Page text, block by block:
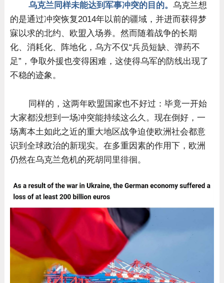
乌克兰同样未能达到军事冲突的目的。 乌克兰想
的是通过冲突恢复2014年以前的疆域，并进而获得梦
寐以求的北约、欧盟入场券。然而随着战争的长期
化、消耗化、阵地化，乌方不仅“兵员短缺、弹药不
足”，争取外援也变得困难，这使得乌军的防线出现了
不稳的迹象。
同样的，这两年欧盟国家也不好过：毕竟一开始
大家都没想到一场冲突能持续这么久。现在倒好，一
场离本土如此之近的重大地区战争迫使欧洲社会都意
识到全球政治的新现实。在多重因素的作用下，欧洲
仍然在乌克兰危机的死胡同里徘徊。